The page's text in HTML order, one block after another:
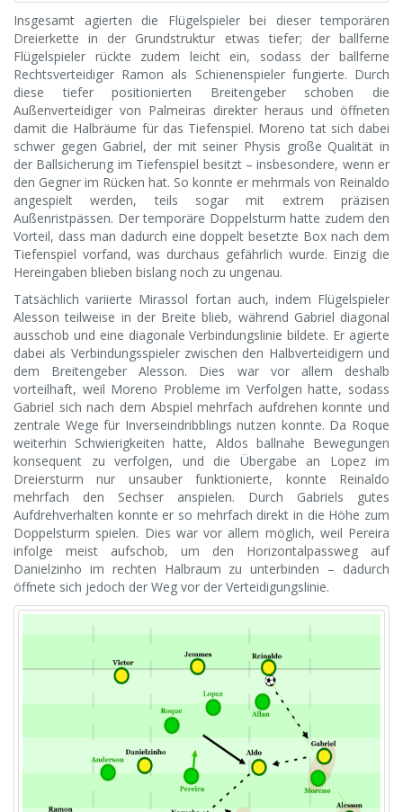
Insgesamt agierten die Flügelspieler bei dieser temporären
Dreierkette in der Grundstruktur etwas tiefer; der ballferne
Flügelspieler rückte zudem leicht ein, sodass der ballferne
Rechtsverteidiger Ramon als Schienenspieler fungierte. Durch
diese tiefer positionierten Breitengeber schoben die
Außenverteidiger von Palmeiras direkter heraus und öffneten
damit die Halbräume für das Tiefenspiel. Moreno tat sich dabei
schwer gegen Gabriel, der mit seiner Physis große Qualität in
der Ballsicherung im Tiefenspiel besitzt – insbesondere, wenn er
den Gegner im Rücken hat. So konnte er mehrmals von Reinaldo
angespielt werden, teils sogar mit extrem präzisen
Außenristpässen. Der temporäre Doppelsturm hatte zudem den
Vorteil, dass man dadurch eine doppelt besetzte Box nach dem
Tiefenspiel vorfand, was durchaus gefährlich wurde. Einzig die
Hereingaben blieben bislang noch zu ungenau.
Tatsächlich variierte Mirassol fortan auch, indem Flügelspieler
Alesson teilweise in der Breite blieb, während Gabriel diagonal
ausschob und eine diagonale Verbindungslinie bildete. Er agierte
dabei als Verbindungsspieler zwischen den Halbverteidigern und
dem Breitengeber Alesson. Dies war vor allem deshalb
vorteilhaft, weil Moreno Probleme im Verfolgen hatte, sodass
Gabriel sich nach dem Abspiel mehrfach aufdrehen konnte und
zentrale Wege für Inverseindribblings nutzen konnte. Da Roque
weiterhin Schwierigkeiten hatte, Aldos ballnahe Bewegungen
konsequent zu verfolgen, und die Übergabe an Lopez im
Dreiersturm nur unsauber funktionierte, konnte Reinaldo
mehrfach den Sechser anspielen. Durch Gabriels gutes
Aufdrehverhalten konnte er so mehrfach direkt in die Höhe zum
Doppelsturm spielen. Dies war vor allem möglich, weil Pereira
infolge meist aufschob, um den Horizontalpassweg auf
Danielzinho im rechten Halbraum zu unterbinden – dadurch
öffnete sich jedoch der Weg vor der Verteidigungslinie.